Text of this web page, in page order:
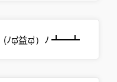
‎(ﾉಥ益ಥ）ﾉ ┻━┻